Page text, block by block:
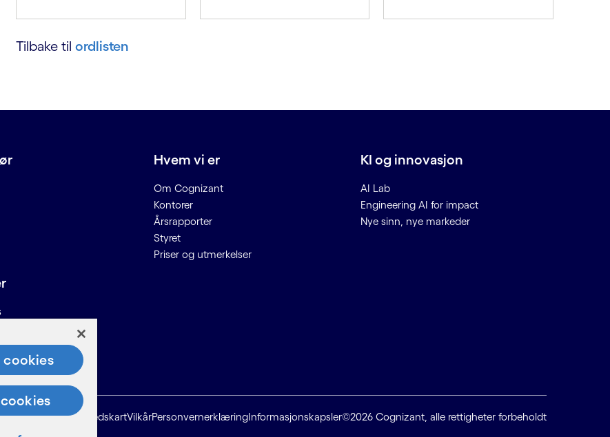
Tilbake til ordlisten
Hvem vi er
Om Cognizant
Kontorer
Årsrapporter
Styret
Priser og utmerkelser
KI og innovasjon
AI Lab
Engineering AI for impact
Nye sinn, nye markeder
til leverandører
NettstedskartVilkårPersonvernerklæringInformasjonskapsler©2026 Cognizant, alle rettigheter forbeholdt
cookies